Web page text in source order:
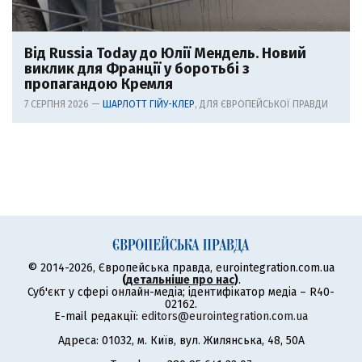
Від Russia Today до Юлії Мендель. Новий
виклик для Франції у боротьбі з
пропагандою Кремля
7 СЕРПНЯ 2026 — ШАРЛОТТ ГІЙУ-КЛЕР, ДЛЯ ЄВРОПЕЙСЬКОЇ ПРАВДИ
© 2014-2026, Європейська правда, eurointegration.com.ua
(детальніше про нас).
Суб'єкт у сфері онлайн-медіа; ідентифікатор медіа – R40-
02162.
E-mail редакції: editors@eurointegration.com.ua
Адреса: 01032, м. Київ, вул. Жилянська, 48, 50А